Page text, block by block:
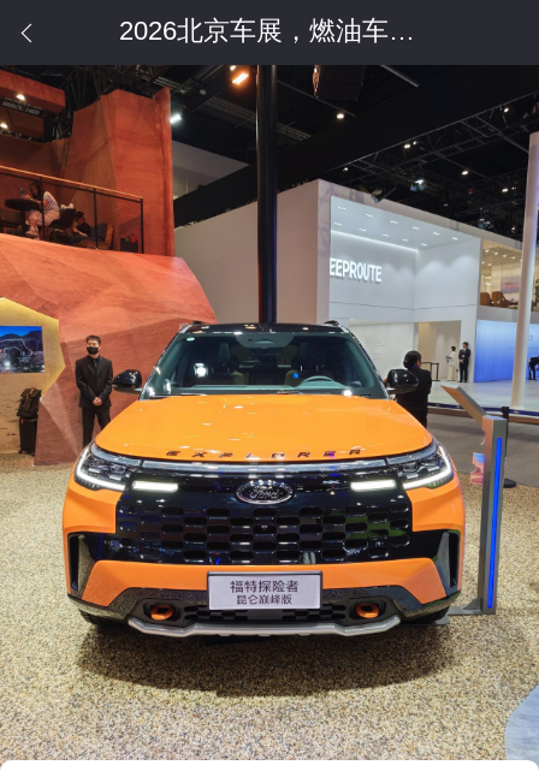
2026北京车展，燃油车更得我心